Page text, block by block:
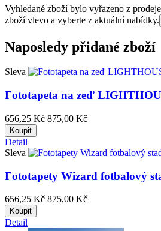
Vyhledané zboží bylo vyřazeno z
zboží vlevo a vyberte z aktuální nabídky.
Naposledy přidané zboží
Sleva
Fototapeta na zeď
656,25 Kč 875,00 Kč
Koupit
Detail
Sleva
Fototapety Wizard fotbalový
656,25 Kč 875,00 Kč
Koupit
Detail